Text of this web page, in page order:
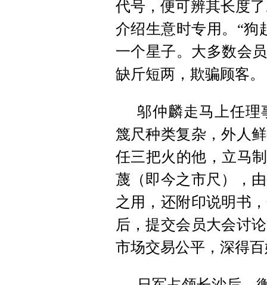
代号，便可辨其长度
介绍生意时专用。“狗
一个星子。大多数会
缺斤短两，欺骗顾客。
邬仲麟走马上任理
篾尺种类复杂，外人
任三把火的他，立马
蔑（即今之市尺），
之用，还附印说明书
后，提交会员大会讨
市场交易公平，深得